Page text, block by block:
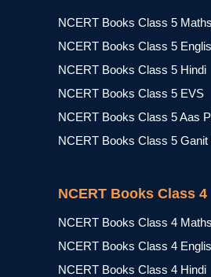
NCERT Books Class 5 Maths
NCERT Books Class 5
NCERT Books Class 5 Hindi
NCERT Books Class 5 EVS
NCERT Books Class 5 Aas
NCERT Books Class 5 Ganit
NCERT Books Class 4
NCERT Books Class 4 Maths
NCERT Books Class 4
NCERT Books Class 4 Hindi